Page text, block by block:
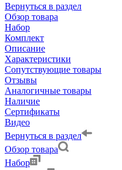
Вернуться в раздел
Обзор товара
Набор
Комплект
Описание
Характеристики
Сопутствующие товары
Отзывы
Аналогичные товары
Наличие
Сертификаты
Видео
Вернуться в раздел
Обзор товара
Набор